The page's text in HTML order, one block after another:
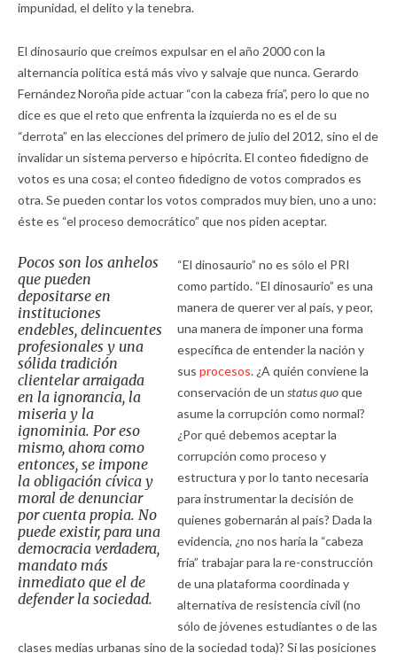
impunidad, el delito y la tenebra.
El dinosaurio que creímos expulsar en el año 2000 con la
alternancia política está más vivo y salvaje que nunca. Gerardo
Fernández Noroña pide actuar “con la cabeza fría”, pero lo que no
dice es que el reto que enfrenta la izquierda no es el de su
“derrota” en las elecciones del primero de julio del 2012, sino el de
invalidar un sistema perverso e hipócrita. El conteo fidedigno de
votos es una cosa; el conteo fidedigno de votos comprados es
otra. Se pueden contar los votos comprados muy bien, uno a uno:
éste es “el proceso democrático” que nos piden aceptar.
Pocos son los anhelos
que pueden
depositarse en
instituciones
endebles, delincuentes
profesionales y una
sólida tradición
clientelar arraigada
en la ignorancia, la
miseria y la
ignominia. Por eso
mismo, ahora como
entonces, se impone
la obligación cívica y
moral de denunciar
por cuenta propia. No
puede existir, para una
democracia verdadera,
mandato más
inmediato que el de
defender la sociedad.
“El dinosaurio” no es sólo el PRI
como partido. “El dinosaurio” es una
manera de querer ver al país, y peor,
una manera de imponer una forma
específica de entender la nación y
sus procesos. ¿A quién conviene la
conservación de un status quoque
asume la corrupción como normal?
¿Por qué debemos aceptar la
corrupción como proceso y
estructura y por lo tanto necesaria
para instrumentar la decisión de
quienes gobernarán al país? Dada la
evidencia, ¿no nos haría la “cabeza
fría” trabajar para la re-construcción
de una plataforma coordinada y
alternativa de resistencia civil (no
sólo de jóvenes estudiantes o de las
clases medias urbanas sino de la sociedad toda)? Si las posiciones